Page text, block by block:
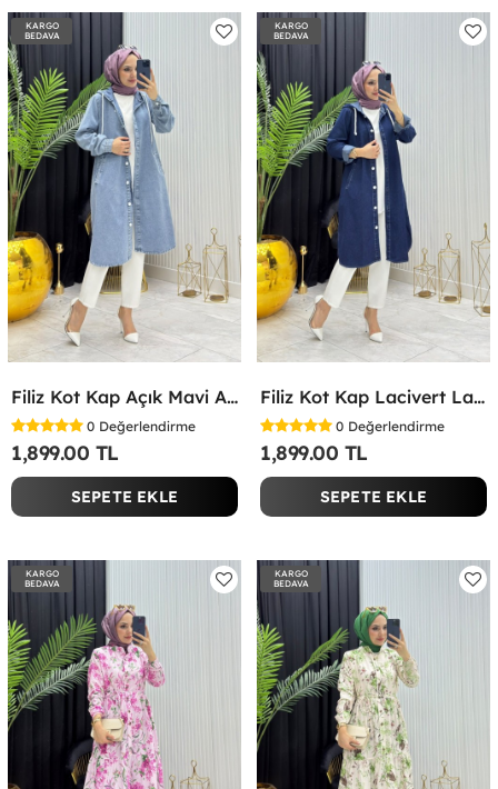
KARGO
BEDAVA
Filiz Kot Kap Açık Mavi Açık Mavi
0 Değerlendirme
1,899.00 TL
SEPETE EKLE
KARGO
BEDAVA
Filiz Kot Kap Lacivert Lacivert
0 Değerlendirme
1,899.00 TL
SEPETE EKLE
KARGO
BEDAVA
KARGO
BEDAVA